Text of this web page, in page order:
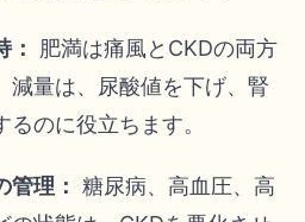
：
肥満は痛風とCKDの両方
減量は、尿酸値を下げ、腎
のに役立ちます。
管理： 糖尿病、高血圧、高